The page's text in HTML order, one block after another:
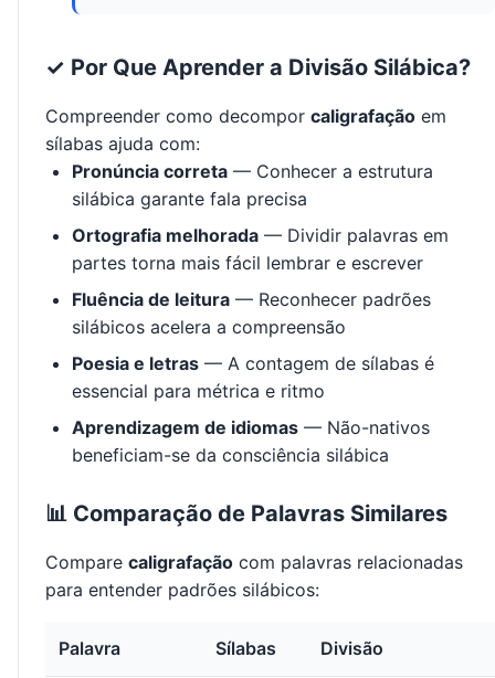
✓ Por Que Aprender a Divisão Silábica?
Compreender como decompor caligrafação em
sílabas ajuda com:
Pronúncia correta — Conhecer a estrutura
silábica garante fala precisa
Ortografia melhorada — Dividir palavras em
partes torna mais fácil lembrar e escrever
Fluência de leitura — Reconhecer padrões
silábicos acelera a compreensão
Poesia e letras — A contagem de sílabas é
essencial para métrica e ritmo
Aprendizagem de idiomas — Não-nativos
beneficiam-se da consciência silábica
📊 Comparação de Palavras Similares
Compare caligrafação com palavras relacionadas
para entender padrões silábicos:
Palavra Sílabas Divisão